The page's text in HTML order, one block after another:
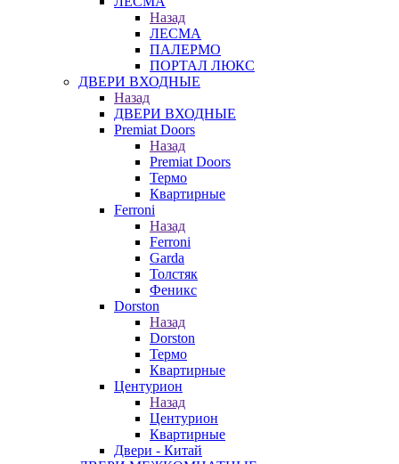
Назад
ЛЕСМА
ПАЛЕРМО
ПОРТАЛ ЛЮКС
ДВЕРИ ВХОДНЫЕ
Назад
ДВЕРИ ВХОДНЫЕ
Premiat Doors
Назад
Premiat Doors
Термо
Квартирные
Ferroni
Назад
Ferroni
Garda
Толстяк
Феникс
Dorston
Назад
Dorston
Термо
Квартирные
Центурион
Назад
Центурион
Квартирные
Двери - Китай